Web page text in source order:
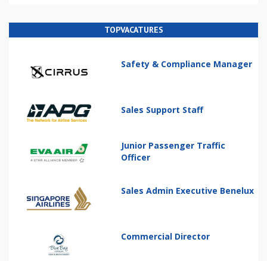
TOPVACATURES
Safety & Compliance Manager
Sales Support Staff
Junior Passenger Traffic
Officer
Sales Admin Executive Benelux
Commercial Director